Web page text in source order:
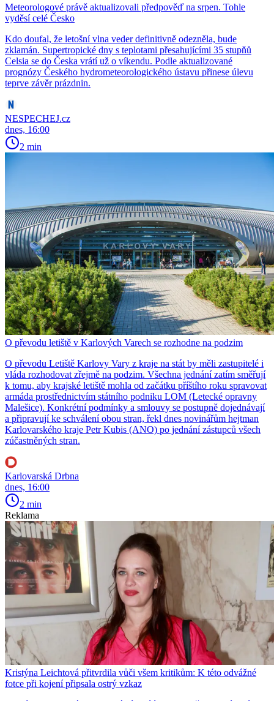
Meteorologové právě aktualizovali předpověď na srpen. Tohle
vyděsí celé Česko
Kdo doufal, že letošní vlna veder definitivně odezněla, bude
zklamán. Supertropické dny s teplotami přesahujícími 35 stupňů
Celsia se do Česka vrátí už o víkendu. Podle aktualizované
prognózy Českého hydrometeorologického ústavu přinese úlevu
teprve závěr prázdnin.
NESPECHEJ.cz
dnes, 16:00
2 min
O převodu letiště v Karlových Varech se rozhodne na podzim
O převodu Letiště Karlovy Vary z kraje na stát by měli zastupitelé i
vláda rozhodovat zřejmě na podzim. Všechna jednání zatím směřují
k tomu, aby krajské letiště mohla od začátku příštího roku spravovat
armáda prostřednictvím státního podniku LOM (Letecké opravny
Malešice). Konkrétní podmínky a smlouvy se postupně dojednávají
a připravují ke schválení obou stran, řekl dnes novinářům hejtman
Karlovarského kraje Petr Kubis (ANO) po jednání zástupců všech
zúčastněných stran.
Karlovarská Drbna
dnes, 16:00
2 min
Reklama
Kristýna Leichtová přitvrdila vůči všem kritikům: K této odvážné
fotce při kojení připsala ostrý vzkaz